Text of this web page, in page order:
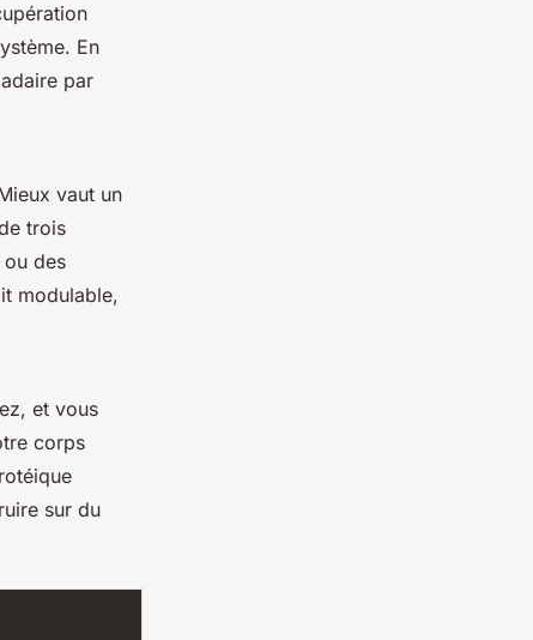
En
par
vaut un
trois
des
modulable,
et vous
corps
sur du